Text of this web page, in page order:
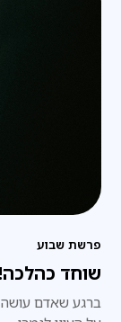
פרשת שבוע
שוחד כהלכה!
ברגע שאדם